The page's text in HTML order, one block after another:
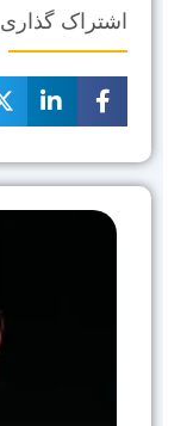
اشتراک گذاری